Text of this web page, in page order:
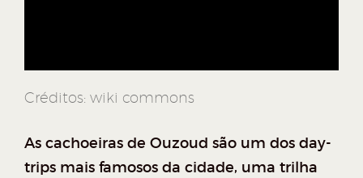
Créditos: wiki commons
As cachoeiras de Ouzoud são um dos day-
trips mais famosos da cidade, uma trilha